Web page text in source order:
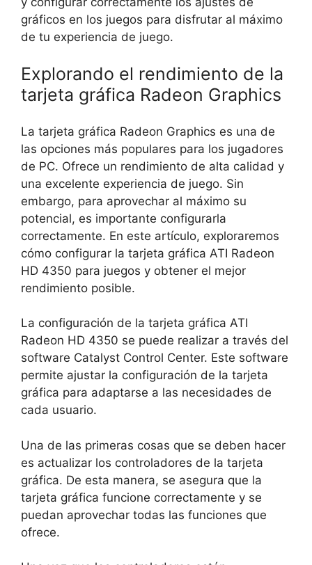
gráficos en los juegos para disfrutar al máximo
de tu experiencia de juego.
Explorando el rendimiento de la
tarjeta gráfica Radeon Graphics
La tarjeta gráfica Radeon Graphics es una de
las opciones más populares para los jugadores
de PC. Ofrece un rendimiento de alta calidad y
una excelente experiencia de juego. Sin
embargo, para aprovechar al máximo su
potencial, es importante configurarla
correctamente. En este artículo, exploraremos
cómo configurar la tarjeta gráfica ATI Radeon
HD 4350 para juegos y obtener el mejor
rendimiento posible.
La configuración de la tarjeta gráfica ATI
Radeon HD 4350 se puede realizar a través del
software Catalyst Control Center. Este software
permite ajustar la configuración de la tarjeta
gráfica para adaptarse a las necesidades de
cada usuario.
Una de las primeras cosas que se deben hacer
es actualizar los controladores de la tarjeta
gráfica. De esta manera, se asegura que la
tarjeta gráfica funcione correctamente y se
puedan aprovechar todas las funciones que
ofrece.